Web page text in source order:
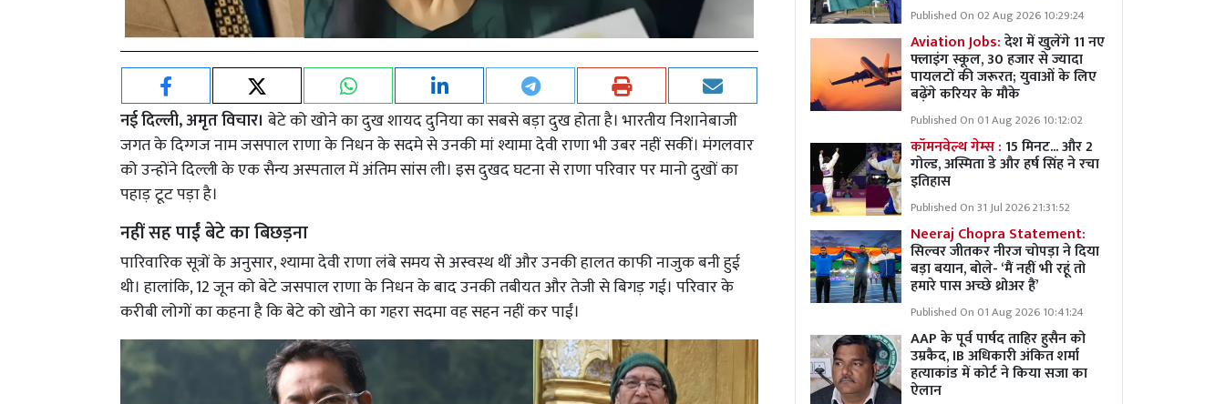
नई दिल्ली, अमृत विचार। बेटे को खोने का दुख शायद दुनिया का सबसे बड़ा दुख होता है। भारतीय निशानेबाजी
जगत के दिग्गज नाम जसपाल राणा के निधन के सदमे से उनकी मां श्यामा देवी राणा भी उबर नहीं सकीं। मंगलवार
को उन्होंने दिल्ली के एक सैन्य अस्पताल में अंतिम सांस ली। इस दुखद घटना से राणा परिवार पर मानो दुखों का
पहाड़ टूट पड़ा है।
नहीं सह पाईं बेटे का बिछड़ना
पारिवारिक सूत्रों के अनुसार, श्यामा देवी राणा लंबे समय से अस्वस्थ थीं और उनकी हालत काफी नाजुक बनी हुई
थी। हालांकि, 12 जून को बेटे जसपाल राणा के निधन के बाद उनकी तबीयत और तेजी से बिगड़ गई। परिवार के
करीबी लोगों का कहना है कि बेटे को खोने का गहरा सदमा वह सहन नहीं कर पाईं।
Published On 02 Aug 2026 10:29:24
Aviation Jobs:देश में खुलेंगे 11 नए
फ्लाइंग स्कूल, 30 हजार से ज्यादा
पायलटों की जरूरत; युवाओं के लिए
बढ़ेंगे करियर के मौके
Published On 01 Aug 2026 10:12:02
कॉमनवेल्थ गेम्स :15 मिनट... और 2
गोल्ड, अस्मिता डे और हर्ष सिंह ने रचा
इतिहास
Published On 31 Jul 2026 21:31:52
Neeraj Chopra Statement:
सिल्वर जीतकर नीरज चोपड़ा ने दिया
बड़ा बयान, बोले- ‘मैं नहीं भी रहूं तो
हमारे पास अच्छे थ्रोअर हैं’
Published On 01 Aug 2026 10:41:24
AAP के पूर्व पार्षद ताहिर हुसैन को
उम्रकैद, IB अधिकारी अंकित शर्मा
हत्याकांड में कोर्ट ने किया सजा का
ऐलान